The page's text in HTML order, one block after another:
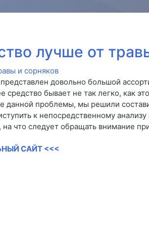
лучше от
довольно большой
бывает не так легко, как
данной проблемы, мы решили
к непосредственному
на что следует обращать внимание
САЙТ <<<